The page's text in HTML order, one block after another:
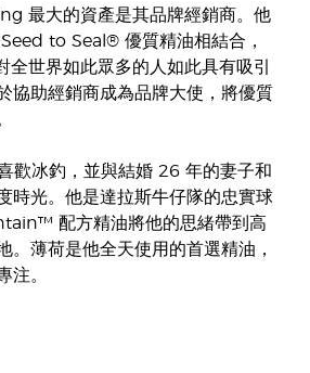
最大的資產是其品牌經銷商。他
to Seal® 優質精油相結合，
世界如此眾多的人如此具有吸引
協助經銷商成為品牌大使，將優質
歡冰釣，並與結婚 26 年的妻子和
時光。他是達拉斯牛仔隊的忠實球
配方精油將他的思緒帶到高
。薄荷是他全天使用的首選精油，
注。